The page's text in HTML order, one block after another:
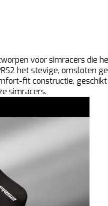
voor simracers
het stevige,
fit constructie,
simracers.